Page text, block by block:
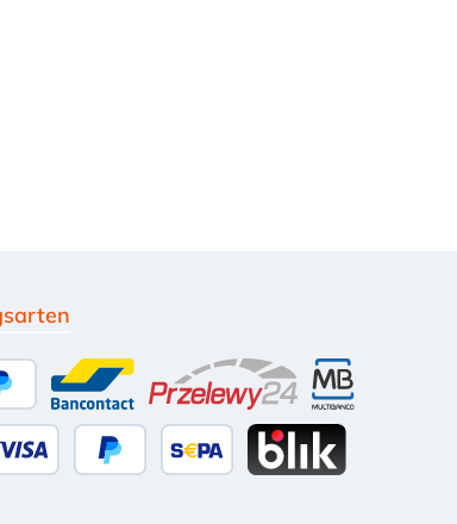
PayPal (10 Tage Netto)
Bancontact Przelewy24Multibanco